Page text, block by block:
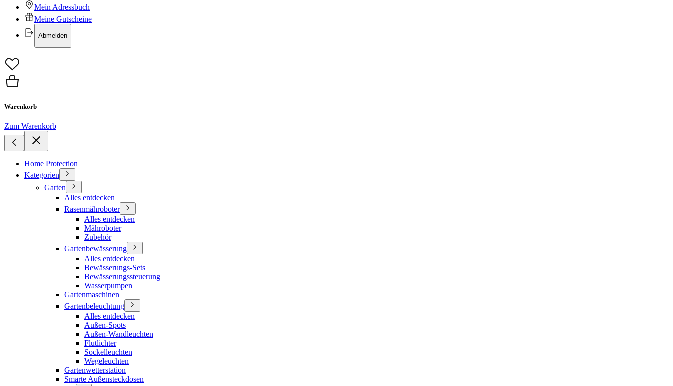
Mein Adressbuch
Meine Gutscheine
Abmelden
Warenkorb
Zum Warenkorb
Home Protection
Kategorien
Garten
Alles entdecken
Rasenmähroboter
Alles entdecken
Mähroboter
Zubehör
Gartenbewässerung
Alles entdecken
Bewässerungs-Sets
Bewässerungssteuerung
Wasserpumpen
Gartenmaschinen
Gartenbeleuchtung
Alles entdecken
Außen-Spots
Außen-Wandleuchten
Flutlichter
Sockelleuchten
Wegeleuchten
Gartenwetterstation
Smarte Außensteckdosen